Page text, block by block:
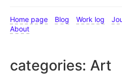
Home page Blog Work log
About
categories: Art